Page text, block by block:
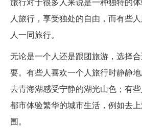
人旅行，享受独处的自由，而有些
人一同旅行。
无论是一个人还是跟团旅游，选择
要。有些人喜欢一个人旅行时静静
去青海湖感受宁静的湖光山色；有
都市体验繁华的城市生活，例如去
围。